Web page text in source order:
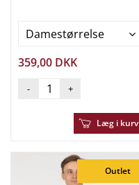
Damestørrelse
359,00 DKK
- +
Læg i kurv
Outlet